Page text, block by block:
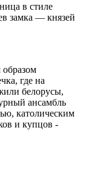
в стиле
замка — князей
где на
белорусы,
ансамбль
католическим
и купцов -